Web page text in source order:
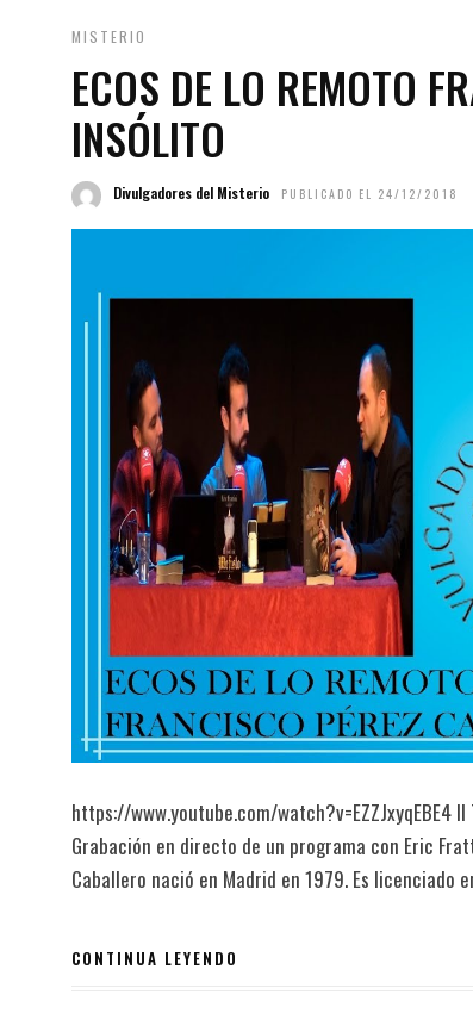
MISTERIO
ECOS DE LO REMOTO
INSÓLITO
Divulgadores del Misterio PUBLICADO EL 24/12/2018
https://www.youtube.com/
Grabación en directo de un programa con Eric
Caballero nació en Madrid en 1979. Es licenciado
CONTINUA LEYENDO